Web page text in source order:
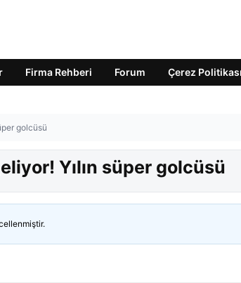
Firma Rehberi Forum Çerez Politikası
golcüsü
Yılın süper golcüsü